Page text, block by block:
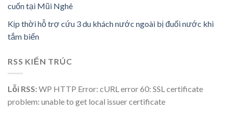
cuốn tại Mũi Nghê
Kịp thời hỗ trợ cứu 3 du khách nước ngoài bị đuối nước khi
tắm biển
RSS KIẾN TRÚC
Lỗi RSS:WP HTTP Error: cURL error 60: SSL certificate
problem: unable to get local issuer certificate